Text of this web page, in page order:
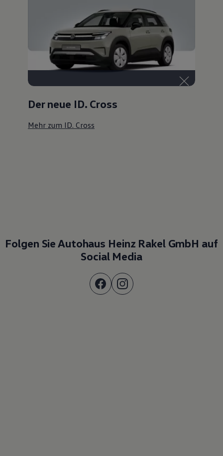
Der neue ID. Cross
Mehr zum ID. Cross
Folgen Sie Autohaus Heinz Rakel GmbH auf
Social Media